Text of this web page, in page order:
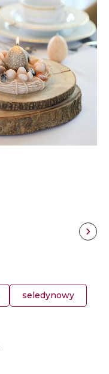
seledynowy